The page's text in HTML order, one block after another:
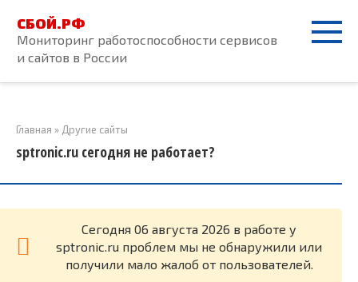
контенту
СБОЙ.РФ
Мониторинг работоспособности сервисов
и сайтов в России
Главная » Другие сайты
sptronic.ru сегодня не работает?
Cегодня 06 августа 2026 в работе у
sptronic.ru проблем мы не обнаружили или
получили мало жалоб от пользователей.